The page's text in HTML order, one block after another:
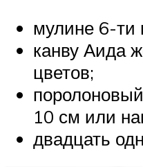
мулине 6-ти
канву Аида
цветов;
10 см или
двадцать